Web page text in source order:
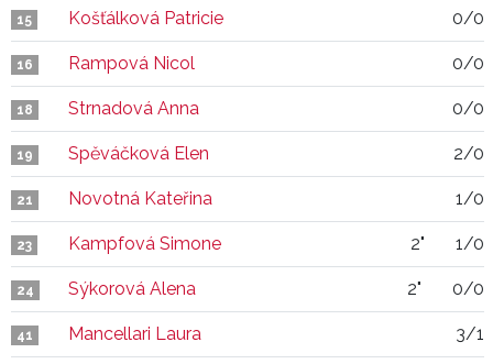
15 Košťálková Patricie 0/0
16 Rampová Nicol 0/0
18 Strnadová Anna 0/0
19 Spěváčková Elen 2/0
21 Novotná Kateřina 1/0
23 Kampfová Simone 2" 1/0
24 Sýkorová Alena 2" 0/0
41 Mancellari Laura 3/1